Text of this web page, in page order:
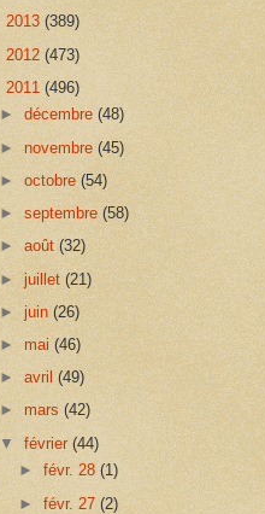
2013 (389)
2012 (473)
2011 (496)
►décembre(48)
►novembre(45)
►octobre(54)
►septembre(58)
►août(32)
► juillet(21)
►juin(26)
►mai(46)
►avril(49)
►mars(42)
▼février(44)
► févr. 28 (1)
► févr. 27 (2)